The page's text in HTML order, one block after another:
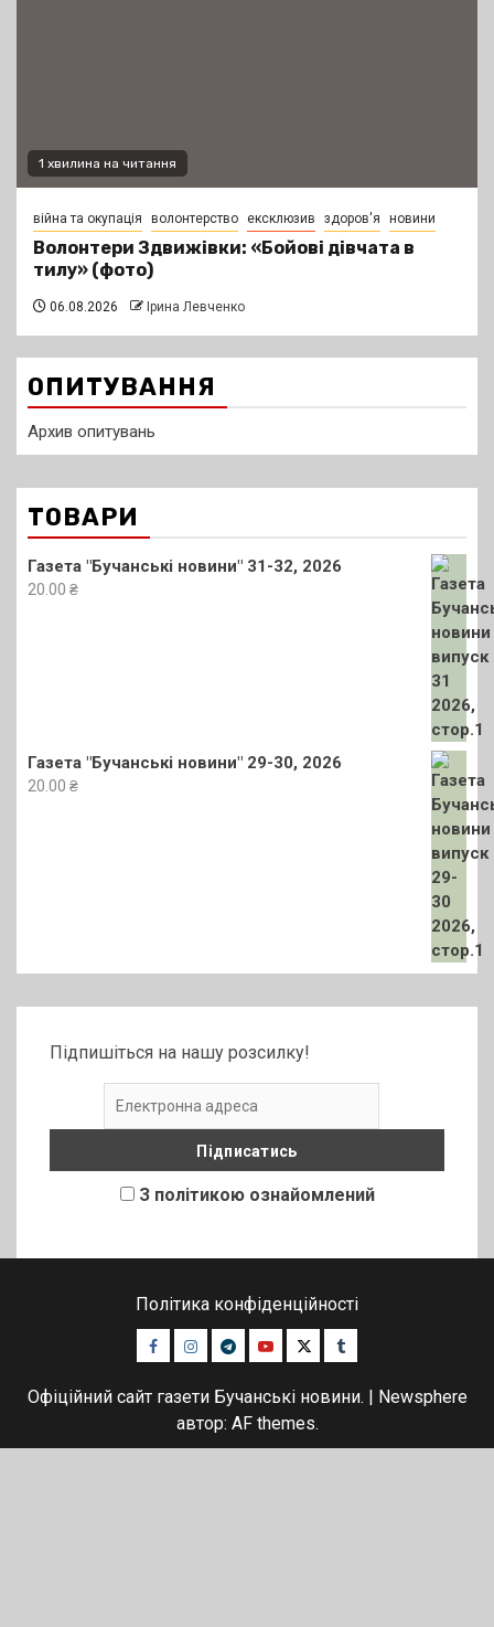
1 хвилина на читання
війна та окупація волонтерство ексклюзив здоров'я новини
Волонтери Здвижівки: «Бойові дівчата в
тилу» (фото)
06.08.2026 Ірина Левченко
ОПИТУВАННЯ
Архив опитувань
ТОВАРИ
Газета "Бучанські новини" 31-32, 2026
20.00 ₴
Газета "Бучанські новини" 29-30, 2026
20.00 ₴
Підпишіться на нашу розсилку!
З політикою ознайомлений
Політика конфіденційності
Facebook
Instagram
TelegramYoutubeTwitterTumblr
Офіційний сайт газети Бучанські новини. | Newsphere
автор: AF themes.